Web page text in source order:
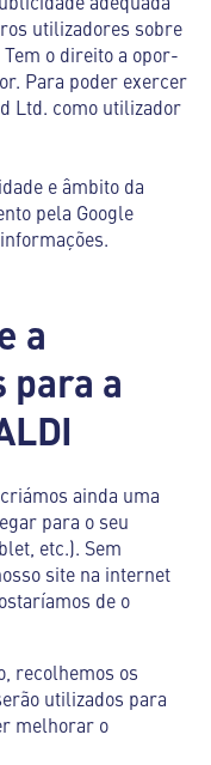
utilizadores sobre
o direito a opor-
Para poder exercer
Ltd. como utilizador
e âmbito da
pela Google
a
para a
ainda uma
para o seu
etc.). Sem
site na internet
de o
recolhemos os
utilizados para
melhorar o